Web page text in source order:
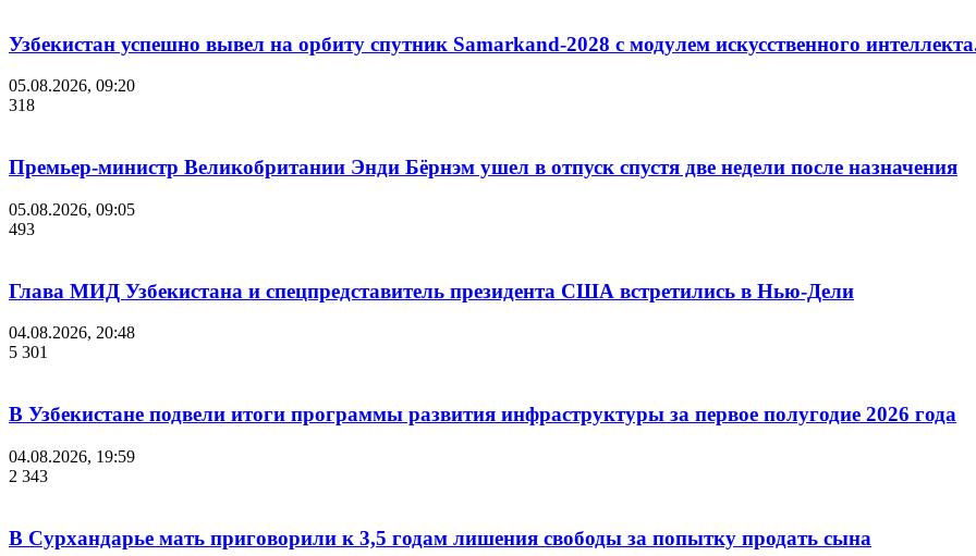
Узбекистан успешно вывел на орбиту спутник Samarkand-2028 с модулем искусственного
05.08.2026, 09:20
318
Премьер-министр Великобритании Энди Бёрнэм ушел в отпуск спустя две недели после назначения
05.08.2026, 09:05
493
Глава МИД Узбекистана и спецпредставитель президента США встретились в Нью-Дели
04.08.2026, 20:48
5 301
В Узбекистане подвели итоги программы развития инфраструктуры за первое полугодие 2026 года
04.08.2026, 19:59
2 343
В Сурхандарье мать приговорили к 3,5 годам лишения свободы за попытку продать сына